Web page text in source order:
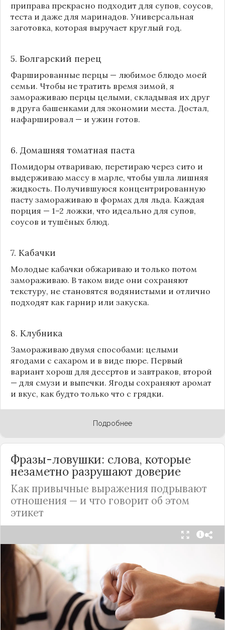
приправа прекрасно подходит для супов, соусов,
теста и даже для маринадов. Универсальная
заготовка, которая выручает круглый год.
5. Болгарский перец
Фаршированные перцы — любимое блюдо моей
семьи. Чтобы не тратить время зимой, я
замораживаю перцы целыми, складывая их друг
в друга башенками для экономии места. Достал,
нафаршировал — и ужин готов.
6. Домашняя томатная паста
Помидоры отвариваю, перетираю через сито и
выдерживаю массу в марле, чтобы ушла лишняя
жидкость. Получившуюся концентрированную
пасту замораживаю в формах для льда. Каждая
порция — 1–2 ложки, что идеально для супов,
соусов и тушёных блюд.
7. Кабачки
Молодые кабачки обжариваю и только потом
замораживаю. В таком виде они сохраняют
текстуру, не становятся водянистыми и отлично
подходят как гарнир или закуска.
8. Клубника
Замораживаю двумя способами: целыми
ягодами с сахаром и в виде пюре. Первый
вариант хорош для десертов и завтраков, второй
— для смузи и выпечки. Ягоды сохраняют аромат
и вкус, как будто только что с грядки.
Подробнее
Фразы-ловушки: слова, которые
незаметно разрушают доверие
Как привычные выражения подрывают
отношения — и что говорит об этом
этикет
Мы часто думаем, что доверие рушится из-за
серьёзных предательств. Но на самом деле оно
трещит по швам гораздо раньше — в момент,
когда в разговоре звучит невинная на первый
взгляд фраза. Подробнее об этом рассказывает
«Этикет и психология общения» на Дзене.
«Да я никому не расскажу, правда». И через пару